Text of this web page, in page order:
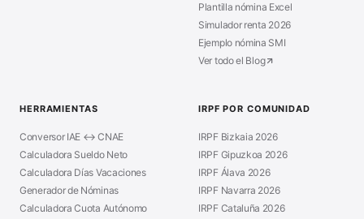
Plantilla nómina Excel
Simulador renta 2026
Ejemplo nómina SMI
Ver todo el Blog
HERRAMIENTAS
Conversor IAE ↔ CNAE
Calculadora Sueldo Neto
Calculadora Días Vacaciones
Generador de Nóminas
Calculadora Cuota Autónomo
IRPF POR COMUNIDAD
IRPF Bizkaia 2026
IRPF Gipuzkoa 2026
IRPF Álava 2026
IRPF Navarra 2026
IRPF Cataluña 2026